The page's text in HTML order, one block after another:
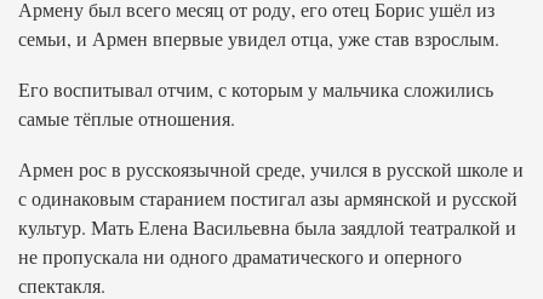
Армену был всего месяц от роду, его отец Борис ушёл из
семьи, и Армен впервые увидел отца, уже став взрослым.
Его воспитывал отчим, с которым у мальчика сложились
самые тёплые отношения.
Армен рос в русскоязычной среде, учился в русской школе и
с одинаковым старанием постигал азы армянской и русской
культур. Мать Елена Васильевна была заядлой театралкой и
не пропускала ни одного драматического и оперного
спектакля.